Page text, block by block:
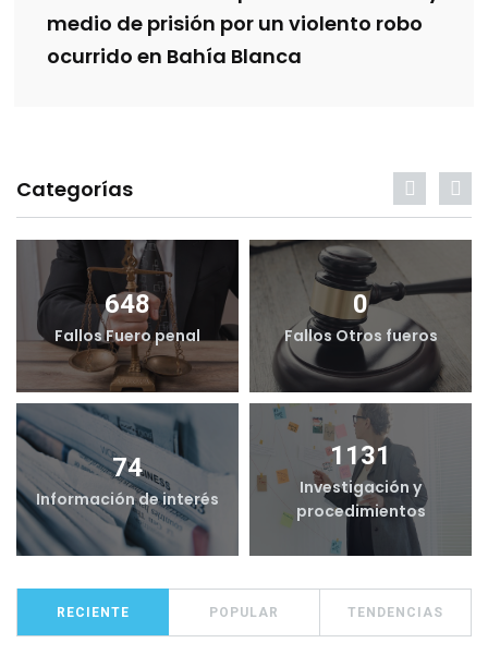
medio de prisión por un violento robo
ocurrido en Bahía Blanca
Categorías
648
Fallos Fuero penal
0
Fallos Otros fueros
74
Información de interés
1131
Investigación y
procedimientos
RECIENTE POPULAR TENDENCIAS